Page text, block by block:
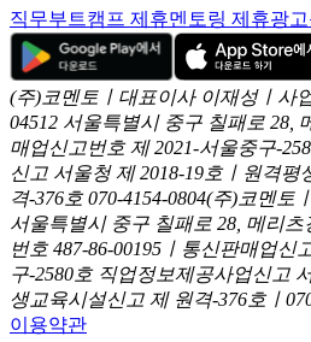
직무부트캠프 제휴멘토링 제휴광고
(주)코멘토ㅣ대표이사 이재성ㅣ사
04512 서울특별시 중구 칠패로 28,
매업신고번호 제 2021-서울중구-
신고 서울청 제 2018-19호ㅣ원격평
격-376호 070-4154-0804(주)코멘토
서울특별시 중구 칠패로 28, 메리츠
번호 487-86-00195ㅣ통신판매업신
구-2580호 직업정보제공사업신고
생교육시설신고 제 원격-376호ㅣ
이용약관